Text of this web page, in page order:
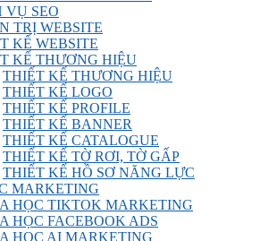
VỤ SEO
TRỊ WEBSITE
KẾ WEBSITE
KẾ THƯƠNG HIỆU
THIẾT KẾ THƯƠNG HIỆU
THIẾT KẾ LOGO
THIẾT KẾ PROFILE
THIẾT KẾ BANNER
THIẾT KẾ CATALOGUE
THIẾT KẾ TỜ RƠI, TỜ GẤP
THIẾT KẾ HỒ SƠ NĂNG LỰC
MARKETING
HỌC TIKTOK MARKETING
HỌC FACEBOOK ADS
HỌC AI MARKETING